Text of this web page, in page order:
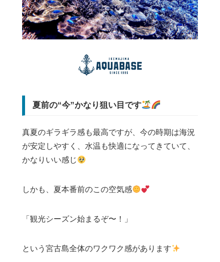
夏前の“今”かなり狙い目です
真夏のギラギラ感も最高ですが、今の時期は海況
が安定しやすく、水温も快適になってきていて、
かなりいい感じ
しかも、夏本番前のこの空気感
「観光シーズン始まるぞ〜！」
という宮古島全体のワクワク感があります